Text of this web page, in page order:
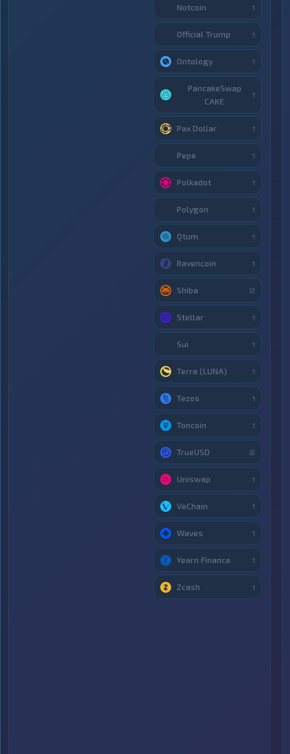
Notcoin 1
Official Trump 1
Ontology 1
PancakeSwap
CAKE
1
Pax Dollar 1
Pepe 1
Polkadot 1
Polygon 1
Qtum 1
Ravencoin 1
Shiba 2
Stellar 1
Sui 1
Terra (LUNA) 1
Tezos 1
Toncoin 1
TrueUSD 2
Uniswap 1
VeChain 1
Waves 1
Yearn Finance 1
Zcash 1